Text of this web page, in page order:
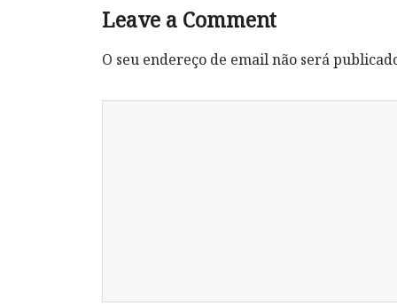
Leave a Comment
O seu endereço de email não será